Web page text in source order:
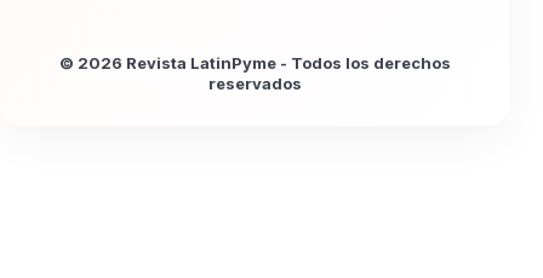
© 2026 Revista LatinPyme - Todos los derechos
reservados